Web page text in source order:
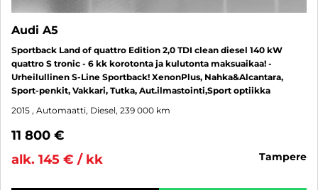
Audi A5
Sportback Land of quattro Edition 2,0 TDI clean diesel 140 kW
quattro S tronic - 6 kk korotonta ja kulutonta maksuaikaa! -
Urheilullinen S-Line Sportback! XenonPlus, Nahka&Alcantara,
Sport-penkit, Vakkari, Tutka, Aut.ilmastointi,Sport optiikka
2015 , Automaatti, Diesel, 239 000 km
11 800 €
alk. 145 € / kk
tampere